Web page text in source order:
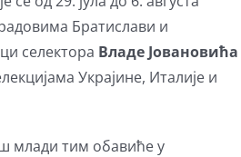
Братислави и
селектора Владе Јовановића
Украјине, Италије и
млади тим обавиће у